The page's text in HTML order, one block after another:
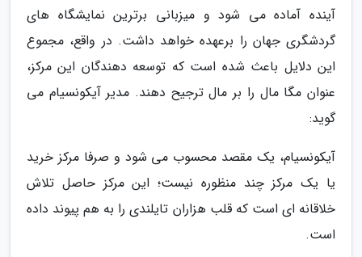
آینده آماده می شود و میزبانی برترین نمایشگاه های
گردشگری جهان را برعهده خواهد داشت. در واقع، مجموع
این دلایل باعث شده است که توسعه دهندگان این مرکز،
عنوان مگا مال را بر مال ترجیح دهند. مدیر آیکونسیام می
گوید:
آیکونسیام، یک مقصد محسوب می شود و صرفا مرکز خرید
یا یک مرکز چند منظوره نیست؛ این مرکز حاصل تلاش
خلاقانه ای است که قلب هزاران تایلندی را به هم پیوند داده
است.